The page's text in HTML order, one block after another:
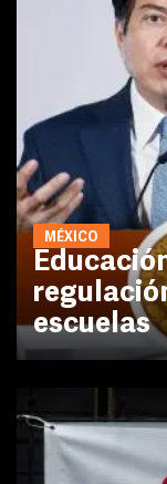
MÉXICO
escuelas